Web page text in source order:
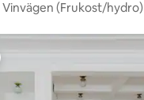
Vinvägen (Frukost/hydro)